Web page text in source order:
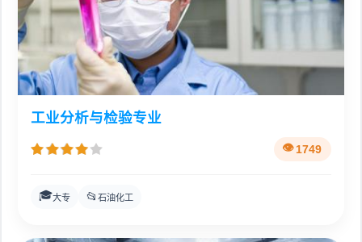
工业分析与检验专业
1749
🎓大专 📂 石油化工